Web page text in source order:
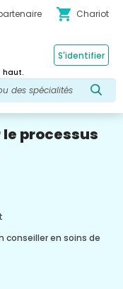
shopping_cart Chariot
haut.
S'identifier
processus
conseiller en soins de